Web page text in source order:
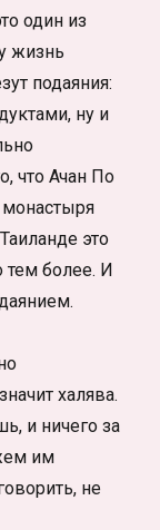
один из
жизнь
подаяния:
ну и
что Ачан По
это
более. И
халява.
и ничего за
им
не